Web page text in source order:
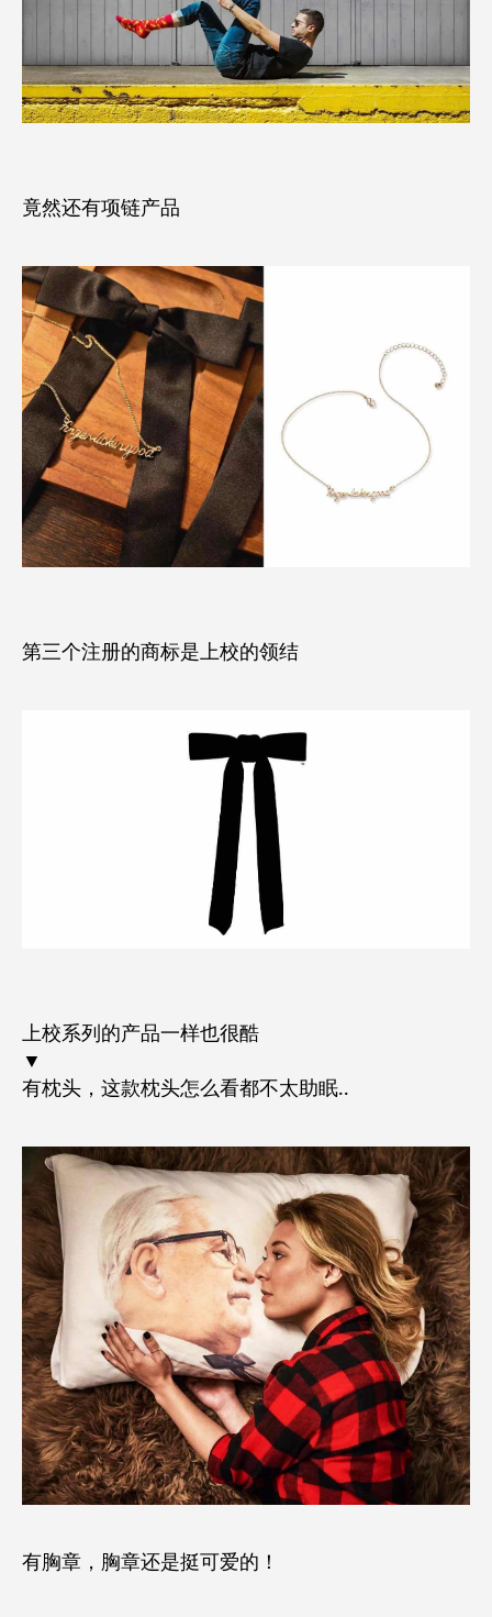
竟然还有项链产品
第三个注册的商标是上校的领结
上校系列的产品一样也很酷
▼
有枕头，这款枕头怎么看都不太助眠..
有胸章，胸章还是挺可爱的！